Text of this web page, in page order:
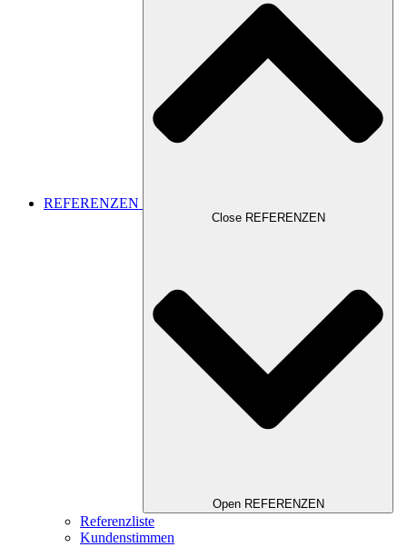
REFERENZEN
Close REFERENZEN
Open REFERENZEN
Referenzliste
Kundenstimmen